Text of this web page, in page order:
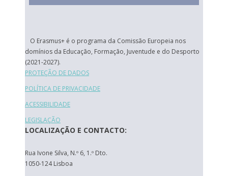
O Erasmus+ é o programa da Comissão Europeia nos
domínios da Educação, Formação, Juventude e do Desporto
(2021-2027).
PROTEÇÃO DE DADOS
POLÍTICA DE PRIVACIDADE
ACESSIBILIDADE
LEGISLAÇÃO
LOCALIZAÇÃO E CONTACTO:
Rua Ivone Silva, N.º 6, 1.º Dto.
1050-124 Lisboa